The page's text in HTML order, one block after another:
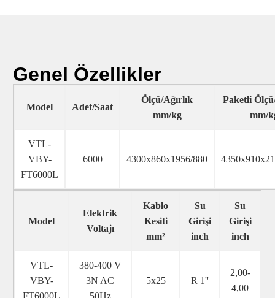
Genel Özellikler
Model Adet/Saat
Ölçü/Ağırlık
mm/kg
Paketli
mm/
VTL-
VBY-
FT6000L
6000 4300x860x1956/880
Model
Elektrik
Voltajı
Kablo
Kesiti
mm²
Su
Girişi
inch
Su
Girişi
inch
VTL-
VBY-
380-400 V
3N AC
5x25 R 1''
2,00-
4,00